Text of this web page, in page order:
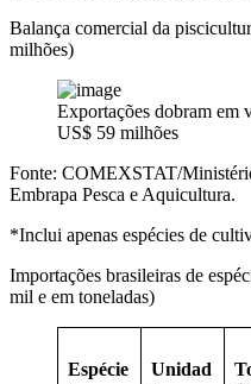
Balança comercial da
milhões)
Exportações dobram em
US$ 59 milhões
Fonte: COMEXSTAT/
Embrapa Pesca e Aquicultura.
*Inclui apenas espécies de
Importações brasileiras de
mil e em toneladas)
Espécie
Unidad